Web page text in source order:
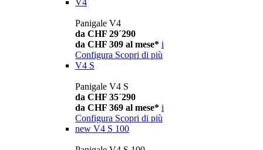
V4
Panigale V4
da CHF 29´290
da CHF 309 al mese* i
Configura Scopri di più
V4 S
Panigale V4 S
da CHF 35´290
da CHF 369 al mese* i
Configura Scopri di più
new V4 S 100